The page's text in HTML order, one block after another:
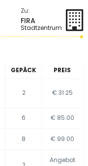
Zu:
FIRA
Stadtzentrum
GEPÄCK PREIS
2 € 31.25
6 € 85.00
8 € 99.00
Angebot